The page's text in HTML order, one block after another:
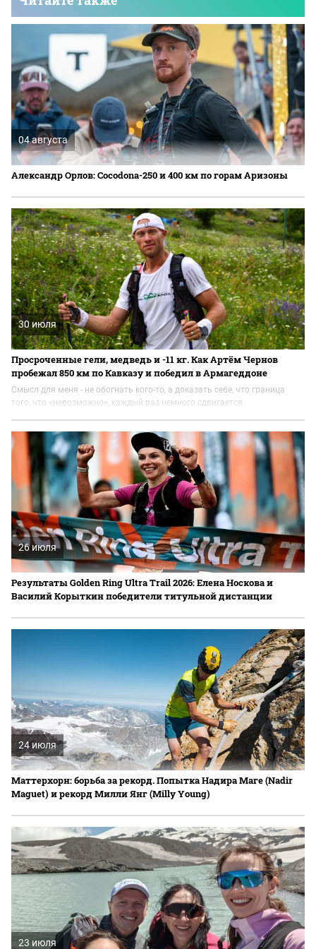
04 августа
Александр Орлов: Cocodona-250 и 400 км по горам Аризоны
30 июля
Просроченные гели, медведь и -11 кг. Как Артём Чернов
пробежал 850 км по Кавказу и победил в Армагеддоне
Смысл для меня - не обогнать кого-то, а доказать себе, что граница
того, что «невозможно», каждый раз немного сдвигается.
26 июля
Результаты Golden Ring Ultra Trail 2026: Елена Носкова и
Василий Корыткин победители титульной дистанции
24 июля
Маттерхорн: борьба за рекорд. Попытка Надира Маге (Nadir
Maguet) и рекорд Милли Янг (Milly Young)
23 июля